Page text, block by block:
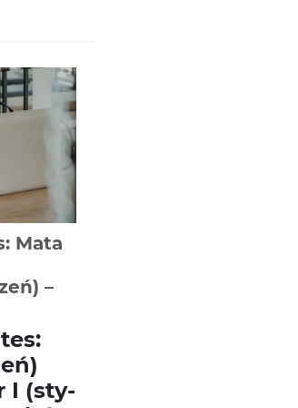
Mata
–
całość
I (sty­